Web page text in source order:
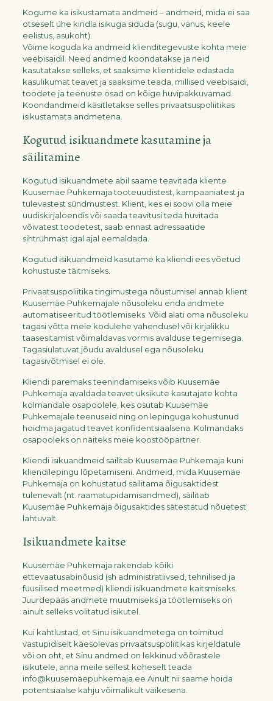
Kogume ka isikustamata andmeid – andmeid, mida ei saa
otseselt ühe kindla isikuga siduda (sugu, vanus, keele
eelistus, asukoht).
Võime koguda ka andmeid klienditegevuste kohta meie
veebisaidil. Need andmed koondatakse ja neid
kasutatakse selleks, et saaksime klientidele edastada
kasulikumat teavet ja saaksime teada, millised veebisaidi,
toodete ja teenuste osad on kõige huvipakkuvamad.
Koondandmeid käsitletakse selles privaatsuspoliitikas
isikustamata andmetena.
Kogutud isikuandmete kasutamine ja
säilitamine
Kogutud isikuandmete abil saame teavitada kliente
Kuusemäe Puhkemaja tooteuudistest, kampaaniatest ja
tulevastest sündmustest. Klient, kes ei soovi olla meie
uudiskirjaloendis või saada teavitusi teda huvitada
võivatest toodetest, saab ennast adressaatide
sihtrühmast igal ajal eemaldada.
Kogutud isikuandmeid kasutame ka kliendi ees võetud
kohustuste täitmiseks.
Privaatsuspoliitika tingimustega nõustumisel annab klient
Kuusemäe Puhkemajale nõusoleku enda andmete
automatiseeritud töötlemiseks. Võid alati oma nõusoleku
tagasi võtta meie kodulehe vahendusel või kirjalikku
taasesitamist võimaldavas vormis avalduse tegemisega.
Tagasiulatuvat jõudu avaldusel ega nõusoleku
tagasivõtmisel ei ole.
Kliendi paremaks teenindamiseks võib Kuusemäe
Puhkemaja avaldada teavet üksikute kasutajate kohta
kolmandale osapoolele, kes osutab Kuusemäe
Puhkemajale teenuseid ning on lepinguga kohustunud
hoidma jagatud teavet konfidentsiaalsena. Kolmandaks
osapooleks on näiteks meie koostööpartner.
Kliendi isikuandmeid säilitab Kuusemäe Puhkemaja kuni
kliendilepingu lõpetamiseni. Andmeid, mida Kuusemäe
Puhkemaja on kohustatud säilitama õigusaktidest
tulenevalt (nt. raamatupidamisandmed), säilitab
Kuusemäe Puhkemaja õigusaktides sätestatud nõuetest
lähtuvalt.
Isikuandmete kaitse
Kuusemäe Puhkemaja rakendab kõiki
ettevaatusabinõusid (sh administratiivsed, tehnilised ja
füüsilised meetmed) kliendi isikuandmete kaitsmiseks.
Juurdepääs andmete muutmiseks ja töötlemiseks on
ainult selleks volitatud isikutel.
Kui kahtlustad, et Sinu isikuandmetega on toimitud
vastupidiselt käesolevas privaatsuspoliitikas kirjeldatule
või on oht, et Sinu andmed on lekkinud võõrastele
isikutele, anna meile sellest koheselt teada
info@kuusemäepuhkemaja.ee Ainult nii saame hoida
potentsiaalse kahju võimalikult väikesena.